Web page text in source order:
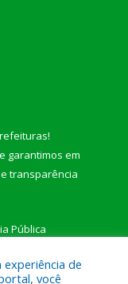
!
garantimos em
transparência
Pública
de
você